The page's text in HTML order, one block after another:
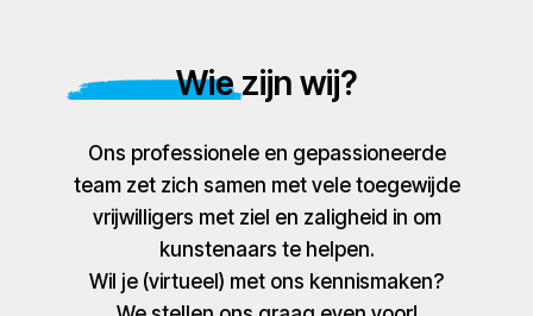
Wie zijn wij?
Ons professionele en gepassioneerde
team zet zich samen met vele toegewijde
vrijwilligers met ziel en zaligheid in om
kunstenaars te helpen.
Wil je (virtueel) met ons kennismaken?